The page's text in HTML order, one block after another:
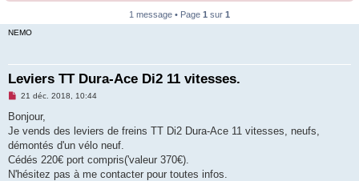
1 message • Page 1 sur 1
NEMO
Leviers TT Dura-Ace Di2 11 vitesses.
M
s
a
g
n
o
21 déc. 2018, 10:44
Bonjour,
Je vends des leviers de freins TT Di2 Dura-Ace 11 vitesses, neufs,
démontés d'un vélo neuf.
Cédés 220€ port compris('valeur 370€).
N'hésitez pas à me contacter pour toutes infos.